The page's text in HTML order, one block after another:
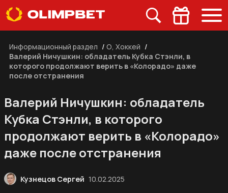
Информационный раздел / О, Хоккей /
Валерий Ничушкин: обладатель Кубка Стэнли, в
которого продолжают верить в «Колорадо» даже
после отстранения
Валерий Ничушкин: обладатель
Кубка Стэнли, в которого
продолжают верить в «Колорадо»
даже после отстранения
Кузнецов Сергей 10.02.2025